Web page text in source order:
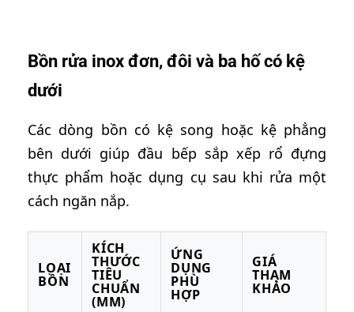
Bồn rửa inox đơn, đôi và ba hố có kệ
dưới
Các dòng bồn có kệ song hoặc kệ phẳng
bên dưới giúp đầu bếp sắp xếp rổ đựng
thực phẩm hoặc dụng cụ sau khi rửa một
cách ngăn nắp.
LOẠI
BỒN
KÍCH
THƯỚC
TIÊU
CHUẨN
(MM)
ỨNG
DỤNG
PHÙ
HỢP
GIÁ
THAM
KHẢO